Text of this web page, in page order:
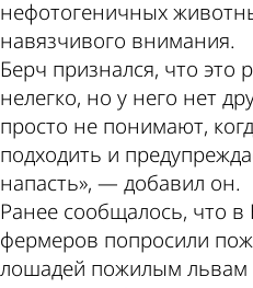
нефотогеничных
навязчивого внимания.
Берч признался, что это
нелегко, но у него нет
просто не понимают,
подходить и
напасть», — добавил он.
Ранее сообщалось, что
фермеров попросили
лошадей пожилым львам